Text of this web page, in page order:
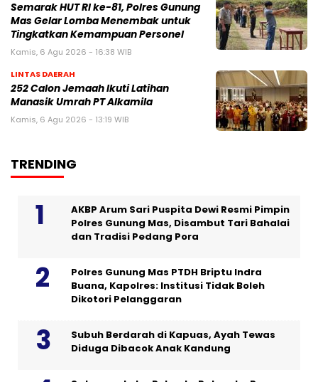
Semarak HUT RI ke-81, Polres Gunung
Mas Gelar Lomba Menembak untuk
Tingkatkan Kemampuan Personel
Kamis, 6 Agu 2026 - 16:38 WIB
LINTAS DAERAH
252 Calon Jemaah Ikuti Latihan
Manasik Umrah PT Alkamila
Kamis, 6 Agu 2026 - 13:19 WIB
TRENDING
AKBP Arum Sari Puspita Dewi Resmi Pimpin
Polres Gunung Mas, Disambut Tari Bahalai
dan Tradisi Pedang Pora
Polres Gunung Mas PTDH Briptu Indra
Buana, Kapolres: Institusi Tidak Boleh
Dikotori Pelanggaran
Subuh Berdarah di Kapuas, Ayah Tewas
Diduga Dibacok Anak Kandung